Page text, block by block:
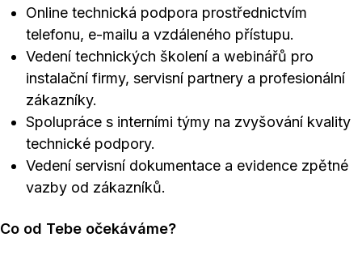
Online technická podpora prostřednictvím
telefonu, e-mailu a vzdáleného přístupu.
Vedení technických školení a webinářů pro
instalační firmy, servisní partnery a profesionální
zákazníky.
Spolupráce s interními týmy na zvyšování kvality
technické podpory.
Vedení servisní dokumentace a evidence zpětné
vazby od zákazníků.
Co od Tebe očekáváme?